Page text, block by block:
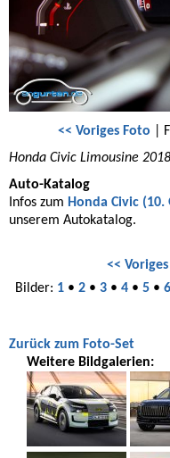
<< Voriges Foto |
Honda Civic Limousine
Auto-Katalog
Infos zum Honda Civic (10.
unserem Autokatalog.
<<
Bilder: 1• 2• 3• 4• 5• 6
Zurück zum Foto-Set
Weitere Bildgalerien: